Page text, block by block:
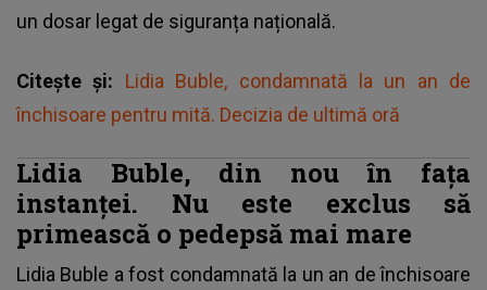
un dosar legat de siguranța națională.
Citește și: Lidia Buble, condamnată la un an de
închisoare pentru mită. Decizia de ultimă oră
Lidia Buble, din nou în fața
instanței. Nu este exclus să
primească o pedepsă mai mare
Lidia Buble a fost condamnată la un an de închisoare